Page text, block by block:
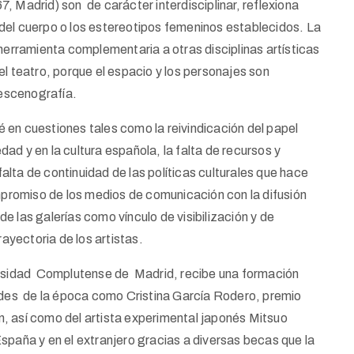
Madrid) son de carácter interdisciplinar, reflexiona
cuerpo o los estereotipos femeninos establecidos. La
complementaria a otras disciplinas artísticas
teatro, porque el espacio y los personajes son
cuestiones tales como la reivindicación del papel
y en la cultura española, la falta de recursos y
de continuidad de las políticas culturales que hace
de los medios de comunicación con la difusión
las galerías como vínculo de visibilización y de
de los artistas.
Complutense de Madrid, recibe una formación
de la época como Cristina García Rodero, premio
así como del artista experimental japonés Mitsuo
y en el extranjero gracias a diversas becas que la